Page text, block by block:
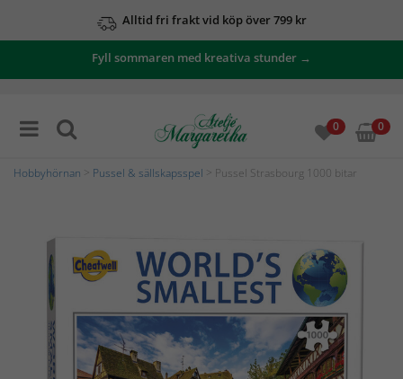
Alltid fri frakt vid köp över 799 kr
Fyll sommaren med kreativa stunder →
0 0
Hobbyhörnan Pussel & sällskapsspel > Pussel Strasbourg 1000 bitar